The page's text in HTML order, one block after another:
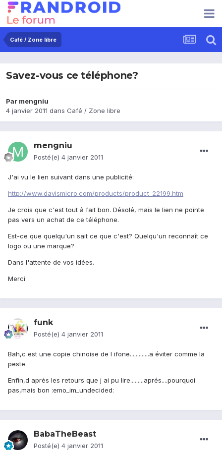
Café / Zone libre
Savez-vous ce téléphone?
Par mengniu
4 janvier 2011 dans Café / Zone libre
mengniu
Posté(e) 4 janvier 2011
J'ai vu le lien suivant dans une publicité:
http://www.davismicro.com/products/product_22199.htm
Je crois que c'est tout à fait bon. Désolé, mais le lien ne pointe
pas vers un achat de ce téléphone.
Est-ce que quelqu'un sait ce que c'est? Quelqu'un reconnaît ce
logo ou une marque?
Dans l'attente de vos idées.
Merci
funk
Posté(e) 4 janvier 2011
Bah,c est une copie chinoise de l ifone.............a éviter comme la
peste.
Enfin,d aprés les retours que j ai pu lire.........aprés....pourquoi
pas,mais bon :emo_im_undecided:
BabaTheBeast
Posté(e) 4 janvier 2011